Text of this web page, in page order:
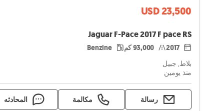
USD 23,500
Jaguar F-Pace 2017 F pace RS
2017 93,000 كم Benzine
بلاط, جبيل
منذ يومين
رسالة مكالمة المحادثه